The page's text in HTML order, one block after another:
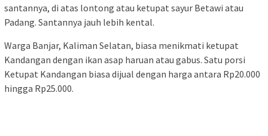
santannya, di atas lontong atau ketupat sayur Betawi atau
Padang. Santannya jauh lebih kental.
Warga Banjar, Kaliman Selatan, biasa menikmati ketupat
Kandangan dengan ikan asap haruan atau gabus. Satu porsi
Ketupat Kandangan biasa dijual dengan harga antara Rp20.000
hingga Rp25.000.